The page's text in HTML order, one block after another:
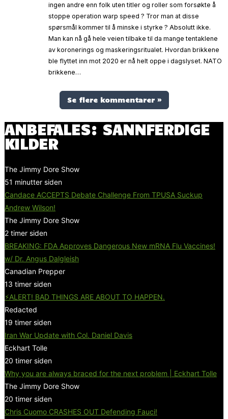
ingen andre enn folk uten titler og roller som forsøkte å
stoppe operation warp speed ? Tror man at disse
spørsmål kommer til å minske i styrke ? Absolutt ikke.
Man kan nå gå hele veien tilbake til da mange tentaklene
av koronerings og maskeringsritualet. Hvordan brikkene
ble flyttet inn mot 2020 er nå helt oppe i dagslyset. NATO
brikkene…
Se flere kommentarer »
ANBEFALES: SANNFERDIGE
KILDER
The Jimmy Dore Show
51 minutter siden
Candace ACCEPTS Debate Challenge From TPUSA Suckup
Andrew Wilson!
The Jimmy Dore Show
2 timer siden
BREAKING: FDA Approves Dangerous New mRNA Flu Vaccines!
w/ Dr. Angus Dalgleish
Canadian Prepper
13 timer siden
⚡ALERT! BAD THINGS ARE ABOUT TO HAPPEN.
Redacted
19 timer siden
Iran War Update with Col. Daniel Davis
Eckhart Tolle
20 timer siden
Why you are always braced for the next problem | Eckhart Tolle
The Jimmy Dore Show
20 timer siden
Chris Cuomo CRASHES OUT Defending Fauci!